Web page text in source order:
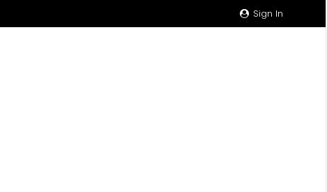
Sign In